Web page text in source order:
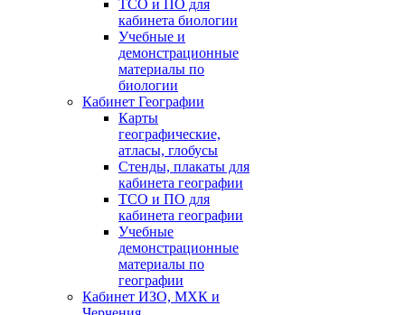
ТСО и ПО для
кабинета биологии
Учебные и
демонстрационные
материалы по
биологии
Кабинет Географии
Карты
географические,
атласы, глобусы
Стенды, плакаты для
кабинета географии
ТСО и ПО для
кабинета географии
Учебные
демонстрационные
материалы по
географии
Кабинет ИЗО, МХК и